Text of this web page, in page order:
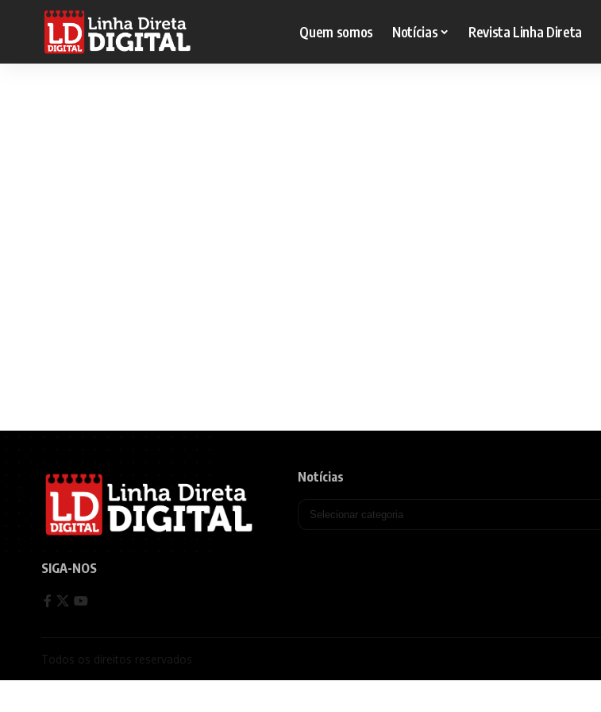
Quem somos Notícias Revista Linha Direta
SIGA-NOS
Notícias
Todos os direitos reservados